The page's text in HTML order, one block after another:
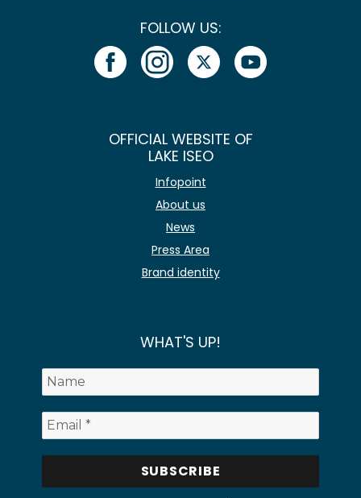
FOLLOW US:
OFFICIAL WEBSITE OF
LAKE ISEO
Infopoint
About us
News
Press Area
Brand identity
WHAT'S UP!